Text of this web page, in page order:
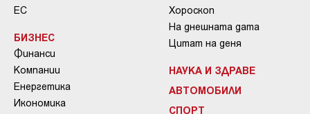
ЕС
БИЗНЕС
Финанси
Компании
Енергетика
Икономика
Хороскоп
На днешната дата
Цитат на деня
НАУКА И ЗДРАВЕ
АВТОМОБИЛИ
СПОРТ